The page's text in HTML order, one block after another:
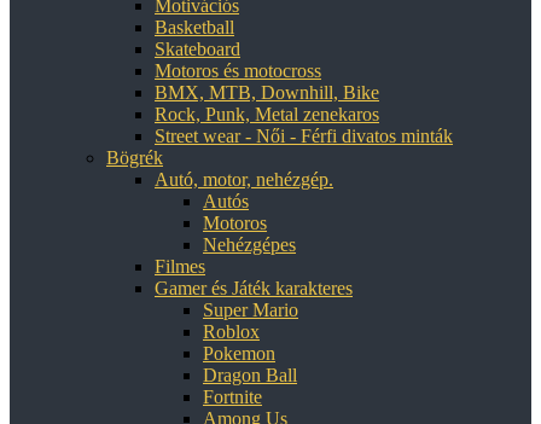
Motivációs
Basketball
Skateboard
Motoros és motocross
BMX, MTB, Downhill, Bike
Rock, Punk, Metal zenekaros
Street wear - Női - Férfi divatos minták
Bögrék
Autó, motor, nehézgép.
Autós
Motoros
Nehézgépes
Filmes
Gamer és Játék karakteres
Super Mario
Roblox
Pokemon
Dragon Ball
Fortnite
Among Us